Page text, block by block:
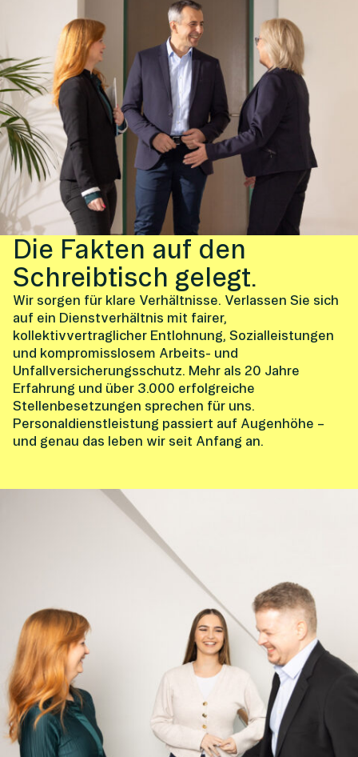
Die Fakten auf den
Schreibtisch gelegt.
Wir sorgen für klare Verhältnisse. Verlassen Sie sich
auf ein Dienstverhältnis mit fairer,
kollektivvertraglicher Entlohnung, Sozialleistungen
und kompromisslosem Arbeits- und
Unfallversicherungsschutz. Mehr als 20 Jahre
Erfahrung und über 3.000 erfolgreiche
Stellenbesetzungen sprechen für uns.
Personaldienstleistung passiert auf Augenhöhe –
und genau das leben wir seit Anfang an.